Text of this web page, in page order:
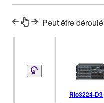
Peut être déroulé
Rio3224-D3
frequency
rate